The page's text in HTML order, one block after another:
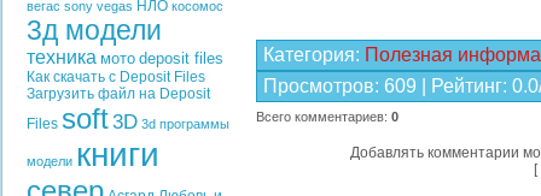
вегас sony vegas НЛО косомос
3д модели
техника мото deposit files
Как скачать с Deposit Files
Загрузить файл на Deposit
Files soft3D 3d программы
модели книги
Категория: Полезная
Просмотров: 609 Рейтинг: 0.0
Всего комментариев: 0
Добавлять комментарии
[